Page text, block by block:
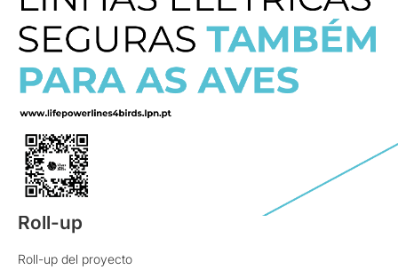
Pósteres
Roll-up
Roll-up del proyecto